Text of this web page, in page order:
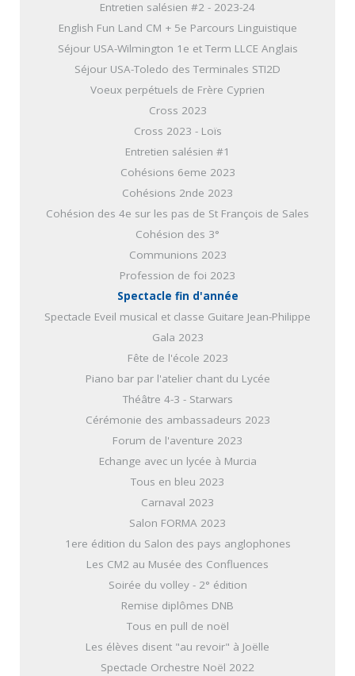
Entretien salésien #2 - 2023-24
English Fun Land CM + 5e Parcours Linguistique
Séjour USA-Wilmington 1e et Term LLCE Anglais
Séjour USA-Toledo des Terminales STI2D
Voeux perpétuels de Frère Cyprien
Cross 2023
Cross 2023 - Loïs
Entretien salésien #1
Cohésions 6eme 2023
Cohésions 2nde 2023
Cohésion des 4e sur les pas de St François de Sales
Cohésion des 3°
Communions 2023
Profession de foi 2023
Spectacle fin d'année
Spectacle Eveil musical et classe Guitare Jean-Philippe
Gala 2023
Fête de l'école 2023
Piano bar par l'atelier chant du Lycée
Théâtre 4-3 - Starwars
Cérémonie des ambassadeurs 2023
Forum de l'aventure 2023
Echange avec un lycée à Murcia
Tous en bleu 2023
Carnaval 2023
Salon FORMA 2023
1ere édition du Salon des pays anglophones
Les CM2 au Musée des Confluences
Soirée du volley - 2° édition
Remise diplômes DNB
Tous en pull de noël
Les élèves disent "au revoir" à Joëlle
Spectacle Orchestre Noël 2022